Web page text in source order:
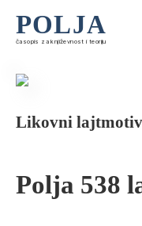
POLJA
časopis za književnost i teoriju
Likovni lajtmotiv
Polja 538